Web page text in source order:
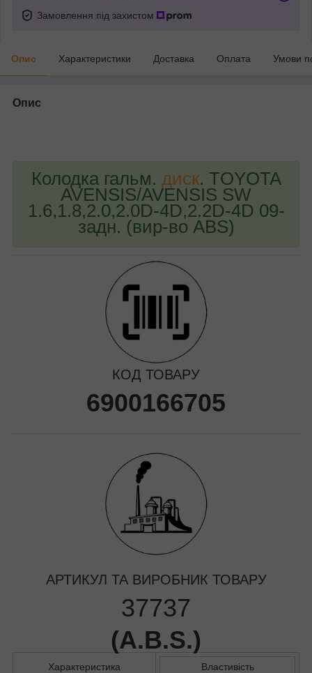
Замовлення під захистом
Опис Характеристики Доставка Оплата Умови
Опис
Колодка гальм. диск. TOYOTA
AVENSIS/AVENSIS SW
1.6,1.8,2.0,2.0D-4D,2.2D-4D 09-
задн. (вир-во ABS)
КОД ТОВАРУ
6900166705
АРТИКУЛ ТА ВИРОБНИК ТОВАРУ
37737
(A.B.S.)
Характеристика Властивість